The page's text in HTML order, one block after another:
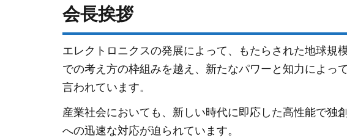
会長挨拶
エレクトロニクスの発展によって、もたらされた地球規
での考え方の枠組みを越え、新たなパワーと知力によっ
言われています。
産業社会においても、新しい時代に即応した高性能で独
への迅速な対応が迫られています。